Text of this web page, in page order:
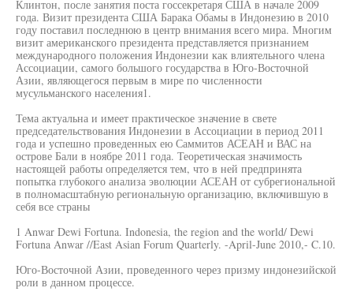
Клинтон, после занятия поста госсекретаря США в начале 2009
года. Визит президента США Барака Обамы в Индонезию в 2010
году поставил последнюю в центр внимания всего мира. Многим
визит американского президента представляется признанием
международного положения Индонезии как влиятельного члена
Ассоциации, самого большого государства в Юго-Восточной
Азии, являющегося первым в мире по численности
мусульманского населения1.
Тема актуальна и имеет практическое значение в свете
председательствования Индонезии в Ассоциации в период 2011
года и успешно проведенных ею Саммитов АСЕАН и ВАС на
острове Бали в ноябре 2011 года. Теоретическая значимость
настоящей работы определяется тем, что в ней предпринята
попытка глубокого анализа эволюции АСЕАН от субрегиональной
в полномасштабную региональную организацию, включившую в
себя все страны
1 Anwar Dewi Fortuna. Indonesia, the region and the world/ Dewi
Fortuna Anwar //East Asian Forum Quarterly. -April-June 2010,- C.10.
Юго-Восточной Азии, проведенного через призму индонезийской
роли в данном процессе.